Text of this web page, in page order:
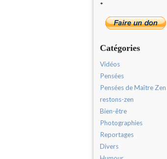
*
Catégories
Vidéos
Pensées
Pensées de Maître Zen
restons-zen
Bien-être
Photographies
Reportages
Divers